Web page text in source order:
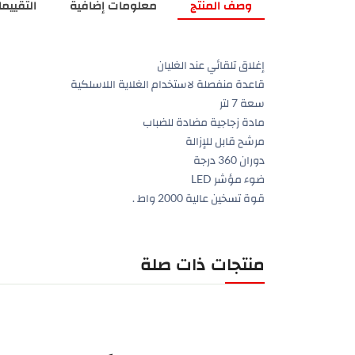
وصف المنتج معلومات إضافية
إغلاق تلقائي عند الغليان
قاعدة منفصلة لاستخدام الغلاية اللاسلكية
سعة 7 لتر
مادة زجاجية مضادة للضباب
مرشح قابل للإزالة
دوران 360 درجة
ضوء مؤشر LED
قوة تسخين عالية 2000 واط .
منتجات ذات صلة